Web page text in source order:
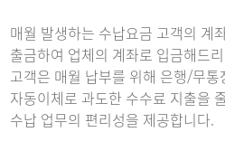
매월 발생하는 수납요금 고객의 계
출금하여 업체의 계좌로 입금해드
고객은 매월 납부를 위해 은행/무
자동이체로 과도한 수수료 지출을
수납 업무의 편리성을 제공합니다.